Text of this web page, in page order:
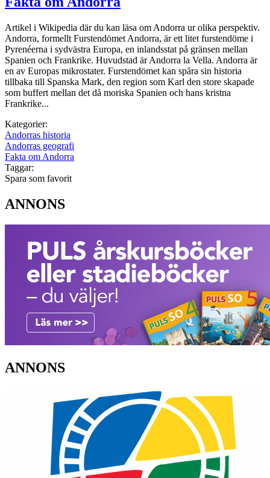
Artikel i Wikipedia där du kan läsa om Andorra ur olika perspektiv.
Andorra, formellt Furstendömet Andorra, är ett litet furstendöme i
Pyrenéerna i sydvästra Europa, en inlandsstat på gränsen mellan
Spanien och Frankrike. Huvudstad är Andorra la Vella. Andorra är
en av Europas mikrostater. Furstendömet kan spåra sin historia
tillbaka till Spanska Mark, den region som Karl den store skapade
som buffert mellan det då moriska Spanien och hans kristna
Frankrike...
Kategorier:
Andorras historia
Andorras geografi
Fakta om Andorra
Taggar:
Spara som favorit
ANNONS
ANNONS